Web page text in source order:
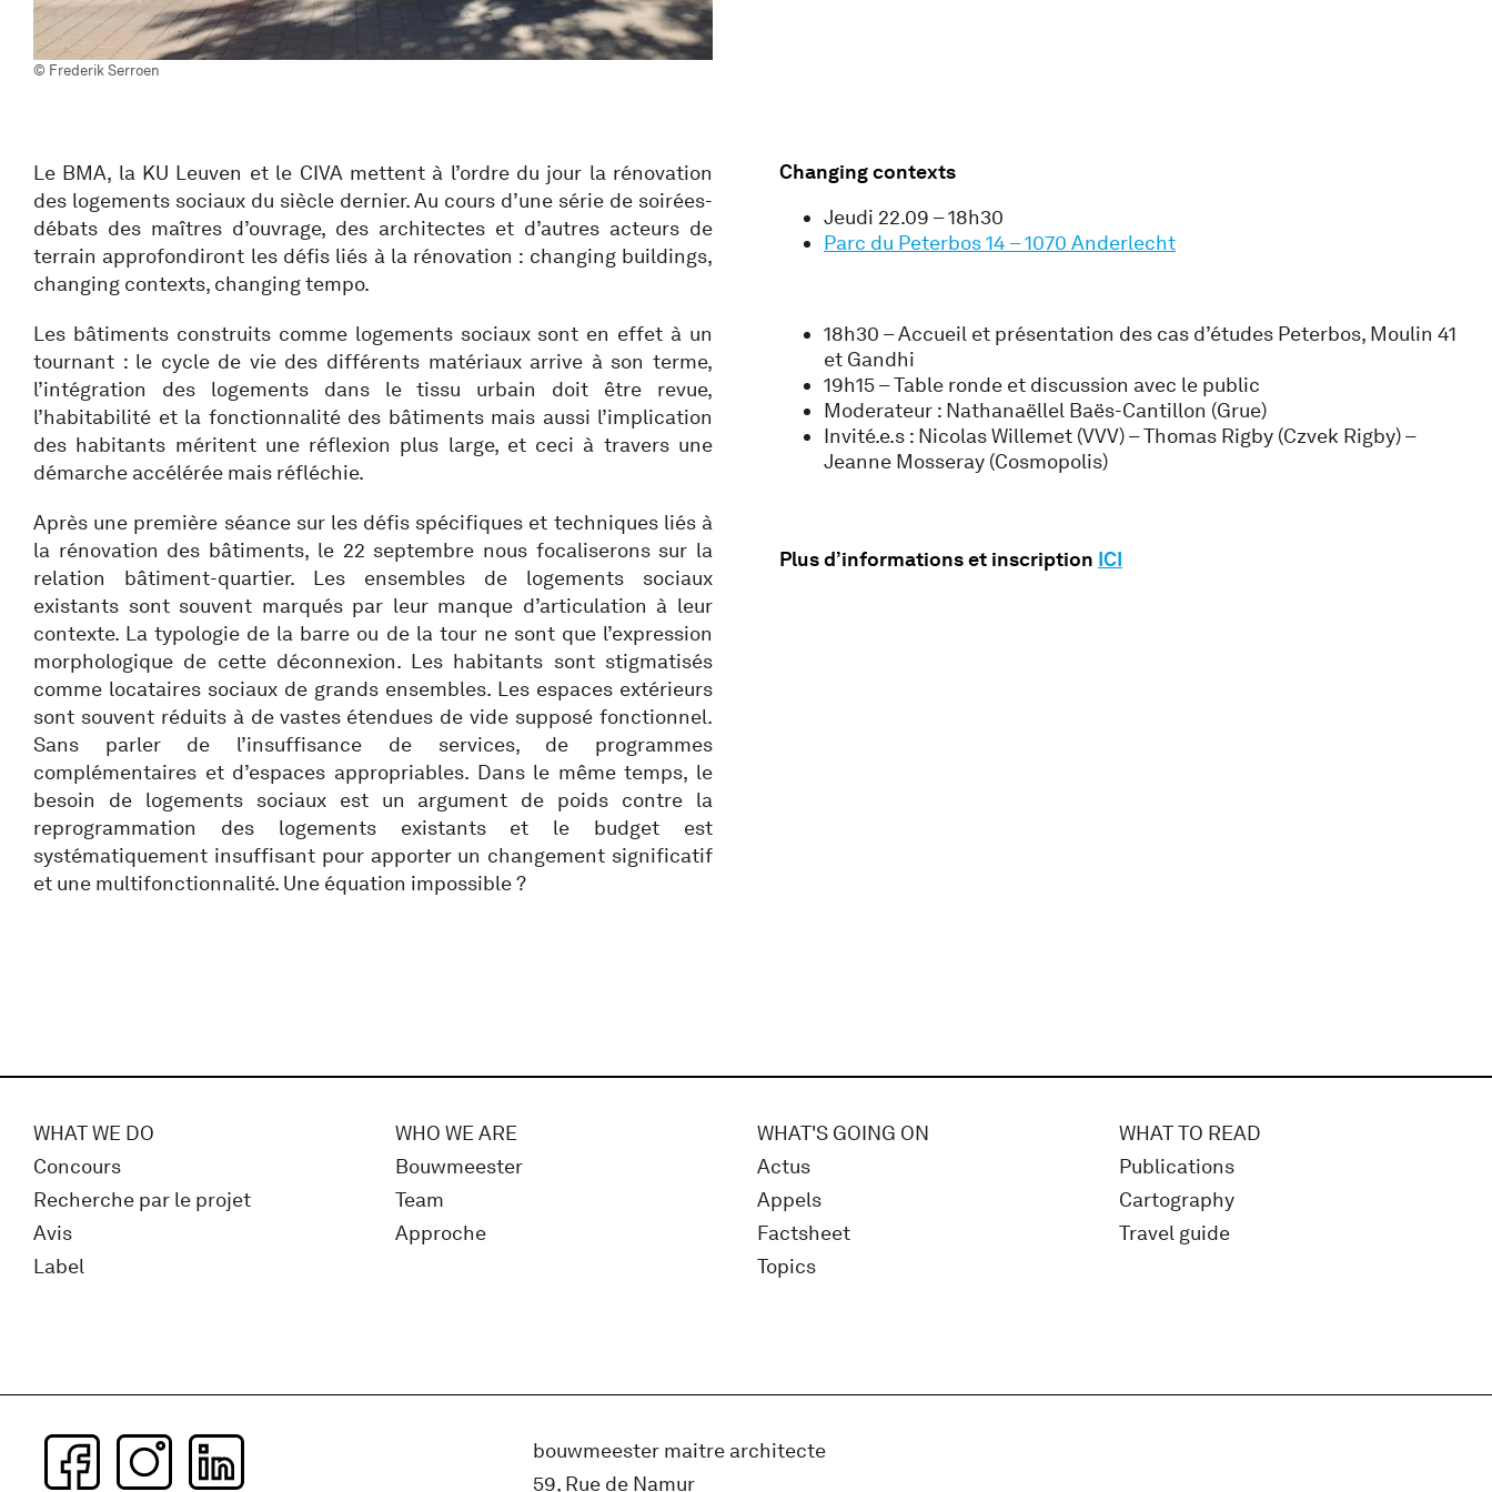
© Frederik Serroen
Le BMA, la KU Leuven et le CIVA mettent à l’ordre du jour la rénovation
des logements sociaux du siècle dernier. Au cours d’une série de soirées-
débats des maîtres d’ouvrage, des architectes et d’autres acteurs de
terrain approfondiront les défis liés à la rénovation : changing buildings,
changing contexts, changing tempo.
Les bâtiments construits comme logements sociaux sont en effet à un
tournant : le cycle de vie des différents matériaux arrive à son terme,
l’intégration des logements dans le tissu urbain doit être revue,
l’habitabilité et la fonctionnalité des bâtiments mais aussi l’implication
des habitants méritent une réflexion plus large, et ceci à travers une
démarche accélérée mais réfléchie.
Après une première séance sur les défis spécifiques et techniques liés à
la rénovation des bâtiments, le 22 septembre nous focaliserons sur la
relation bâtiment-quartier. Les ensembles de logements sociaux
existants sont souvent marqués par leur manque d’articulation à leur
contexte. La typologie de la barre ou de la tour ne sont que l’expression
morphologique de cette déconnexion. Les habitants sont stigmatisés
comme locataires sociaux de grands ensembles. Les espaces extérieurs
sont souvent réduits à de vastes étendues de vide supposé fonctionnel.
Sans parler de l’insuffisance de services, de programmes
complémentaires et d’espaces appropriables. Dans le même temps, le
besoin de logements sociaux est un argument de poids contre la
reprogrammation des logements existants et le budget est
systématiquement insuffisant pour apporter un changement significatif
et une multifonctionnalité. Une équation impossible ?
Changing contexts
Jeudi 22.09 – 18h30
Parc du Peterbos 14 – 1070 Anderlecht
18h30 – Accueil et présentation des cas d’études Peterbos, Moulin 41
et Gandhi
19h15 – Table ronde et discussion avec le public
Moderateur : Nathanaëllel Baës-Cantillon (Grue)
Invité.e.s : Nicolas Willemet (VVV) – Thomas Rigby (Czvek Rigby) –
Jeanne Mosseray (Cosmopolis)
Plus d’informations et inscription ICI
WHAT WE DO
Concours
Recherche par le projet
Avis
Label
WHO WE ARE
Bouwmeester
Team
Approche
WHAT'S GOING ON
Actus
Appels
Factsheet
Topics
WHAT TO READ
Publications
Cartography
Travel guide
bouwmeester maitre architecte
59, Rue de Namur